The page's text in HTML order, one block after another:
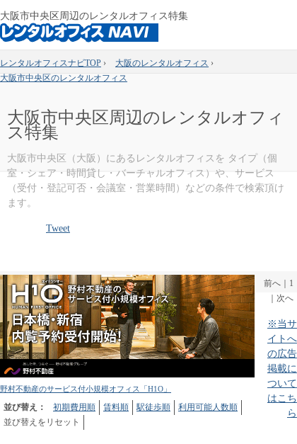
大阪市中央区周辺のレンタルオフィス特集
レンタルオフィスナビTOP › 大阪のレンタルオフィス ›
大阪市中央区のレンタルオフィス
大阪市中央区周辺のレンタルオフィ
ス特集
大阪市中央区（大阪）にあるレンタルオフィスを タイプ（個
室・シェア・時間貸し・バーチャルオフィス）や、サービス
（受付・登記可否・会議室・営業時間）などの条件で検索頂け
ます。
Tweet
野村不動産のサービス付小規模オフィス「H1O」
並び替え： 初期費用順 賃料順 駅徒歩順
利用可能人数順
並び替えをリセット
前へ
1
次へ
※当サ
イトへ
の広告
掲載に
ついて
はこち
ら